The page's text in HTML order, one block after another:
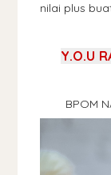
nilai plus
Y.O.U
BPOM